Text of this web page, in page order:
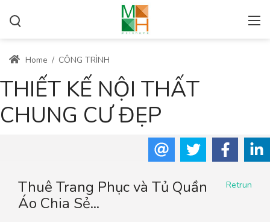
Home / CÔNG TRÌNH
THIẾT KẾ NỘI THẤT
CHUNG CƯ ĐẸP
Retrun
Thuê Trang Phục và Tủ Quần
Áo Chia Sẻ...